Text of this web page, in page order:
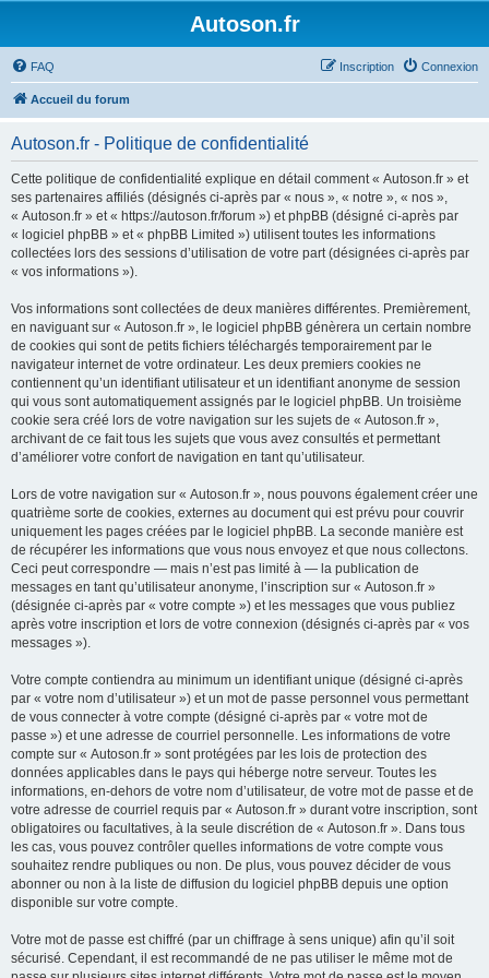
Autoson.fr
FAQ Connexion
Inscription
Accueil du forum
Autoson.fr - Politique de confidentialité
Cette politique de confidentialité explique en détail comment « Autoson.fr » et
ses partenaires affiliés (désignés ci-après par « nous », « notre », « nos »,
« Autoson.fr » et « https://autoson.fr/forum ») et phpBB (désigné ci-après par
« logiciel phpBB » et « phpBB Limited ») utilisent toutes les informations
collectées lors des sessions d’utilisation de votre part (désignées ci-après par
« vos informations »).
Vos informations sont collectées de deux manières différentes. Premièrement,
en naviguant sur « Autoson.fr », le logiciel phpBB génèrera un certain nombre
de cookies qui sont de petits fichiers téléchargés temporairement par le
navigateur internet de votre ordinateur. Les deux premiers cookies ne
contiennent qu’un identifiant utilisateur et un identifiant anonyme de session
qui vous sont automatiquement assignés par le logiciel phpBB. Un troisième
cookie sera créé lors de votre navigation sur les sujets de « Autoson.fr »,
archivant de ce fait tous les sujets que vous avez consultés et permettant
d’améliorer votre confort de navigation en tant qu’utilisateur.
Lors de votre navigation sur « Autoson.fr », nous pouvons également créer une
quatrième sorte de cookies, externes au document qui est prévu pour couvrir
uniquement les pages créées par le logiciel phpBB. La seconde manière est
de récupérer les informations que vous nous envoyez et que nous collectons.
Ceci peut correspondre — mais n’est pas limité à — la publication de
messages en tant qu’utilisateur anonyme, l’inscription sur « Autoson.fr »
(désignée ci-après par « votre compte ») et les messages que vous publiez
après votre inscription et lors de votre connexion (désignés ci-après par « vos
messages »).
Votre compte contiendra au minimum un identifiant unique (désigné ci-après
par « votre nom d’utilisateur ») et un mot de passe personnel vous permettant
de vous connecter à votre compte (désigné ci-après par « votre mot de
passe ») et une adresse de courriel personnelle. Les informations de votre
compte sur « Autoson.fr » sont protégées par les lois de protection des
données applicables dans le pays qui héberge notre serveur. Toutes les
informations, en-dehors de votre nom d’utilisateur, de votre mot de passe et de
votre adresse de courriel requis par « Autoson.fr » durant votre inscription, sont
obligatoires ou facultatives, à la seule discrétion de « Autoson.fr ». Dans tous
les cas, vous pouvez contrôler quelles informations de votre compte vous
souhaitez rendre publiques ou non. De plus, vous pouvez décider de vous
abonner ou non à la liste de diffusion du logiciel phpBB depuis une option
disponible sur votre compte.
Votre mot de passe est chiffré (par un chiffrage à sens unique) afin qu’il soit
sécurisé. Cependant, il est recommandé de ne pas utiliser le même mot de